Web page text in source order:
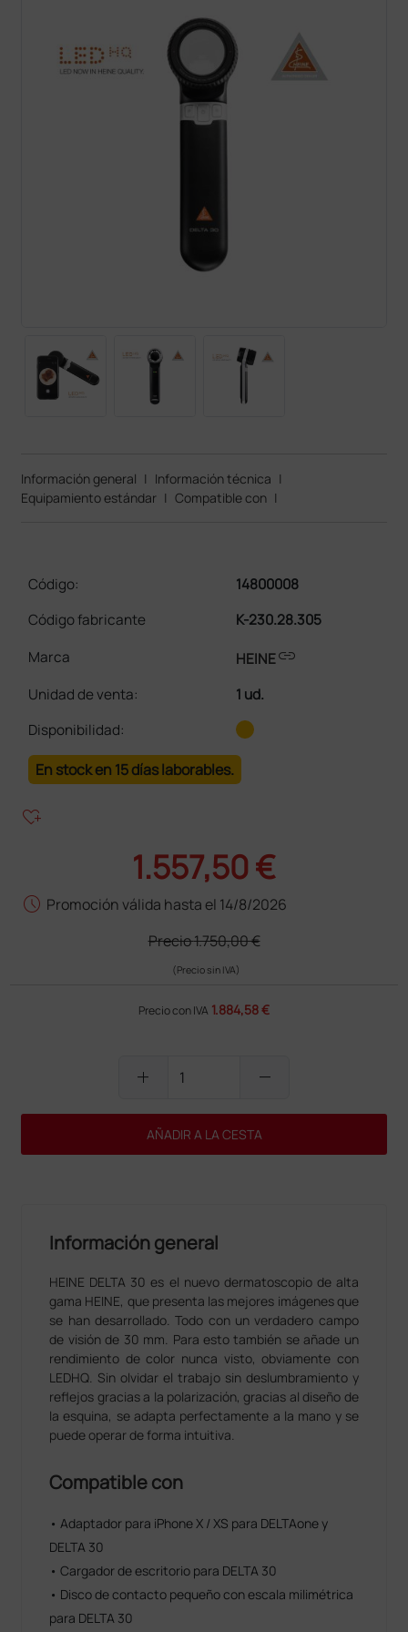
Información general | Información técnica |
Equipamiento estándar | Compatible con |
Código:
14800008
Código fabricante
K-230.28.305
Marca
HEINElink
Unidad de venta:
1 ud.
Disponibilidad:
En stock en 15 días laborables.
heart_plus
1.557,50 €
schedule Promoción válida hasta el 14/8/2026
Precio1.750,00 €
(Precio sin IVA)
Precio con IVA 1.884,58 €
add remove
AÑADIR A LA CESTA
Información general
HEINE DELTA 30 es el nuevo dermatoscopio de alta
gama HEINE, que presenta las mejores imágenes que
se han desarrollado. Todo con un verdadero campo
de visión de 30 mm. Para esto también se añade un
rendimiento de color nunca visto, obviamente con
LEDHQ. Sin olvidar el trabajo sin deslumbramiento y
reflejos gracias a la polarización, gracias al diseño de
la esquina, se adapta perfectamente a la mano y se
puede operar de forma intuitiva.
Compatible con
• Adaptador para iPhone X / XS para DELTAone y
DELTA 30
• Cargador de escritorio para DELTA 30
• Disco de contacto pequeño con escala milimétrica
para DELTA 30